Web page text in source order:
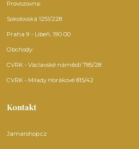
Provozovna:
Sokolovská 1251/228
Praha 9 - Libeň, 190 00
Obchody:
CVRK - Václavské náměstí 785/28
CVRK - Milady Horákové 815/42
Kontakt
Jamarshop.cz